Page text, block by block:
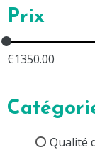
Prix
€1350.00
Qualité